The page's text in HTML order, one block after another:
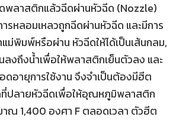
พลาสติกแล้วฉีดผ่านหัวฉีด (Nozzle)
รหลอมเหลวถูกฉีดผ่านหัวฉีด และมีการ
ม่พิมพ์หรือผ่าน หัวฉีดให้ได้เป็นเส้นกลม,
ลงถึงน้ำเพื่อให้พลาสติกเย็นตัวลง และ
อายุการใช้งาน จึงจำเป็นต้องมีฮีต
ที่ปลายหัวฉีดเพื่อให้อุณหภูมิพลาสติก
าณ 1,400 องศา F ตลอดเวลา ตัวฮีต